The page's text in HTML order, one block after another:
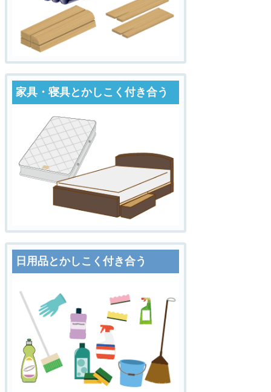
家具・寝具とかしこく付き合う
日用品とかしこく付き合う